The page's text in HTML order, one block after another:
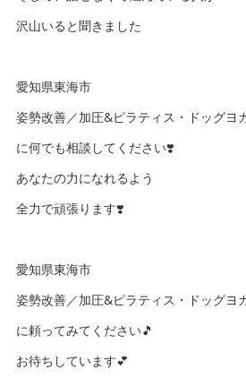
沢山いると聞きました
愛知県東海市
姿勢改善／加圧&ピラティス・ドッグ
に何でも相談してください❣️
あなたの力になれるよう
全力で頑張ります❣️
愛知県東海市
姿勢改善／加圧&ピラティス・ドッグ
に頼ってみてください🎵
お待ちしています💕